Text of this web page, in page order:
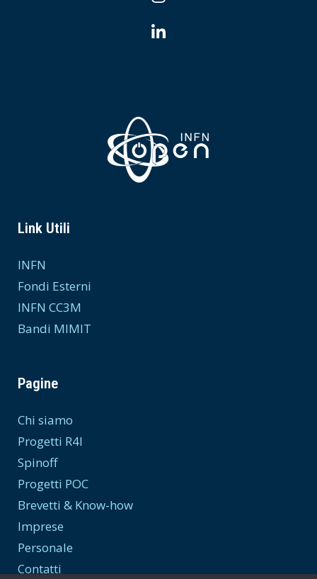
Link Utili
INFN
Fondi Esterni
INFN CC3M
Bandi MIMIT
Pagine
Chi siamo
Progetti R4I
Spinoff
Progetti POC
Brevetti & Know-how
Imprese
Personale
Contatti